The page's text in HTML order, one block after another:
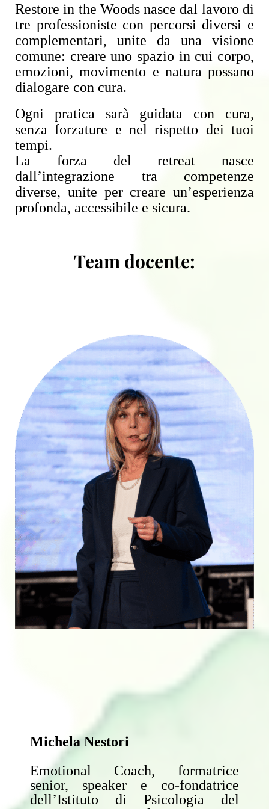
Restore in the Woods nasce dal lavoro di
tre professioniste con percorsi diversi e
complementari, unite da una visione
comune: creare uno spazio in cui corpo,
emozioni, movimento e natura possano
dialogare con cura.
Ogni pratica sarà guidata con cura,
senza forzature e nel rispetto dei tuoi
tempi.
La forza del retreat nasce
dall’integrazione tra competenze
diverse, unite per creare un’esperienza
profonda, accessibile e sicura.
Team docente:
Michela Nestori
Emotional Coach, formatrice
senior, speaker e co-fondatrice
dell’Istituto di Psicologia del